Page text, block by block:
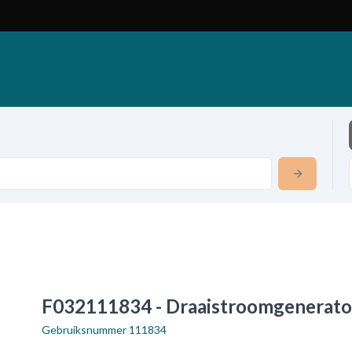
F032111834 -
Gebruiksnummer 111834